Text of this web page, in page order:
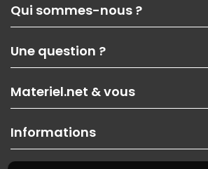
Qui sommes-nous ?
Nos services
Les magasins Materiel.net
Nos solutions pour les pros
Contactez-nous
Une question ?
Paiement, livraison
Garanties,Pack Zen
SAV, demander un retour
Informations
Materiel.net & vous
On rachète votre carte graphique
PC sur mesure : Votre RDV personnalisé
Informations
Plan du site